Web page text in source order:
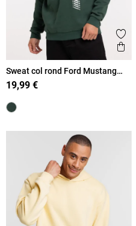
Sweat col rond Ford Mustang
homme
19,99 €